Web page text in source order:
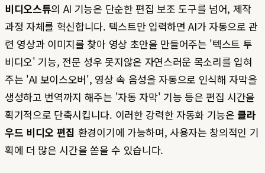
비디오스튜의 AI 기능은 단순한 편집 보조 도구를 넘어, 제작
과정 자체를 혁신합니다. 텍스트만 입력하면 AI가 자동으로 관
련 영상과 이미지를 찾아 영상 초안을 만들어주는 '텍스트 투
비디오' 기능, 전문 성우 못지않은 자연스러운 목소리를 입혀
주는 'AI 보이스오버', 영상 속 음성을 자동으로 인식해 자막을
생성하고 번역까지 해주는 '자동 자막' 기능 등은 편집 시간을
획기적으로 단축시킵니다. 이러한 강력한 자동화 기능은클라
우드 비디오 편집 환경이기에 가능하며, 사용자는 창의적인 기
획에 더 많은 시간을 쏟을 수 있습니다.